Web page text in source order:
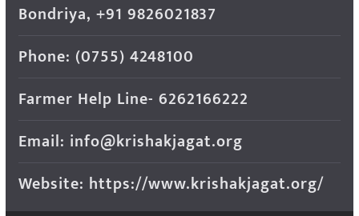
Bondriya, +91 9826021837
Phone: (0755) 4248100
Farmer Help Line- 6262166222
Email: info@krishakjagat.org
Website: https://www.krishakjagat.org/